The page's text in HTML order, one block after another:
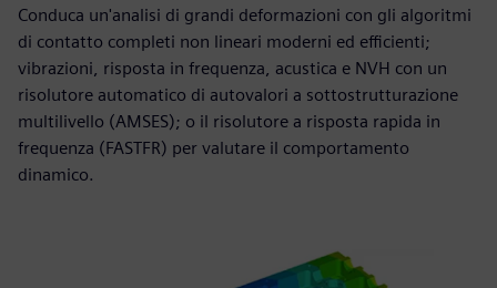
Conduca un'analisi di grandi deformazioni con gli algoritmi
di contatto completi non lineari moderni ed efficienti;
vibrazioni, risposta in frequenza, acustica e NVH con un
risolutore automatico di autovalori a sottostrutturazione
multilivello (AMSES); o il risolutore a risposta rapida in
frequenza (FASTFR) per valutare il comportamento
dinamico.